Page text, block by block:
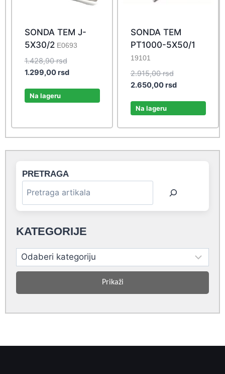
SONDA TEM J-
5X30/2E0693
1.428,90rsdOriginal
price
1.299,00rsdCurrent
Na lageru
SONDA TEM
PT1000-5X50/1
19101
2.915,00rsdOriginal
price
2.650,00rsdCurrent
Na lageru
PRETRAGA
KATEGORIJE
Prikaži